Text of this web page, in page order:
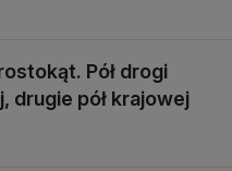
Pół drogi
drugie pół krajowej